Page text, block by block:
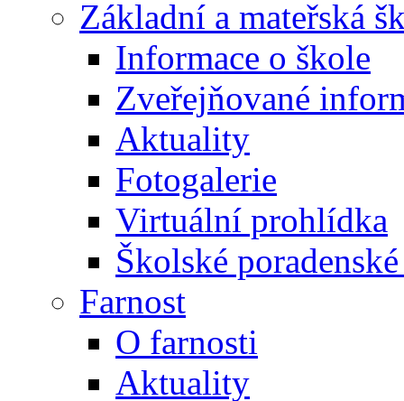
Základní a mateřská
Informace o škole
Zveřejňované
Aktuality
Fotogalerie
Virtuální prohlídka
Školské
Farnost
O farnosti
Aktuality